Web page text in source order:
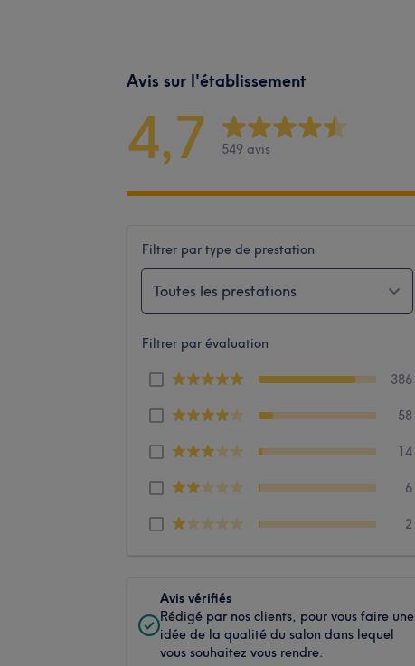
Avis sur l'établissement
4,7 549 avis
Filtrer par type de prestation
Toutes les prestations
Filtrer par évaluation
386
58
14
6
2
Avis vérifiés
Rédigé par nos clients, pour vous faire une
idée de la qualité du salon dans lequel
vous souhaitez vous rendre.